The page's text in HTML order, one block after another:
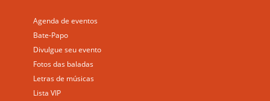
Agenda de eventos
Bate-Papo
Divulgue seu evento
Fotos das baladas
Letras de músicas
Lista VIP